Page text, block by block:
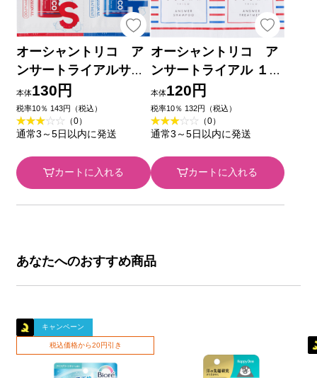
オーシャントリコ ア
ンサートライアルサシ
ェットＲ １回分
本体130円
税率10％ 143円（税込）
（0）
通常3～5日以内に発送
カートに入れる
オーシャントリコ ア
ンサートライアル １回
分
本体120円
税率10％ 132円（税込）
（0）
通常3～5日以内に発送
カートに入れる
あなたへのおすすめ商品
キャンペーン
税込価格から20円引き